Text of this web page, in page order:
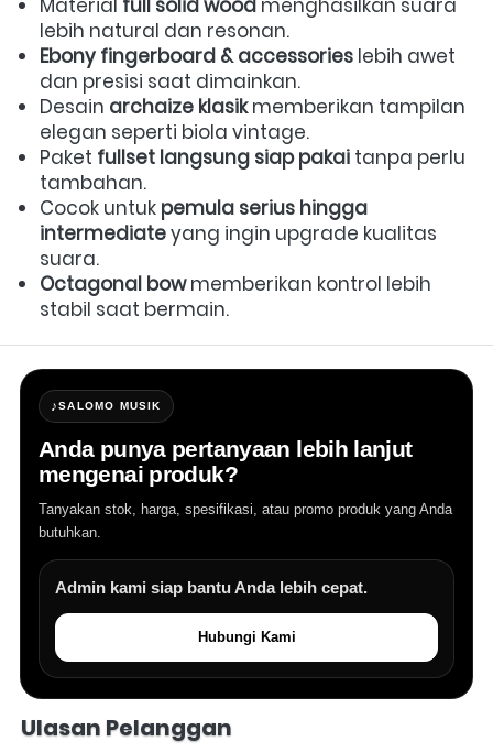
Material full solid wood menghasilkan suara
lebih natural dan resonan.
Ebony fingerboard & accessories lebih awet
dan presisi saat dimainkan.
Desain archaize klasik memberikan tampilan
elegan seperti biola vintage.
Paket fullset langsung siap pakai tanpa perlu
tambahan.
Cocok untuk pemula serius hingga
intermediate yang ingin upgrade kualitas
suara.
Octagonal bow memberikan kontrol lebih
stabil saat bermain.
♪SALOMO MUSIK
Anda punya pertanyaan lebih lanjut
mengenai produk?
Tanyakan stok, harga, spesifikasi, atau promo produk yang Anda
butuhkan.
Admin kami siap bantu Anda lebih cepat.
Hubungi Kami
Ulasan Pelanggan